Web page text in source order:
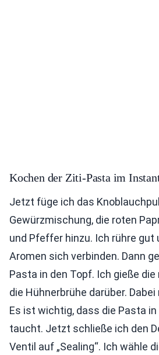
Kochen der Ziti-Pasta im
Jetzt füge ich das
Gewürzmischung, die roten
und Pfeffer hinzu. Ich rühre gut
Aromen sich verbinden. Dann
Pasta in den Topf. Ich gieße
die Hühnerbrühe darüber.
Es ist wichtig, dass die Pasta
taucht. Jetzt schließe ich den
Ventil auf „Sealing“. Ich wähle